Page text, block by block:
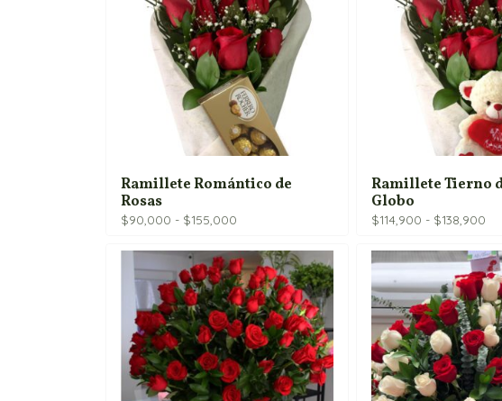
$95,900
Ramillete Romántico de
Rosas
$90,000 - $155,000
precios:
desde
$90,000
hasta
$155,000
Ramillete Tierno
Globo
$114,900 - $138,900